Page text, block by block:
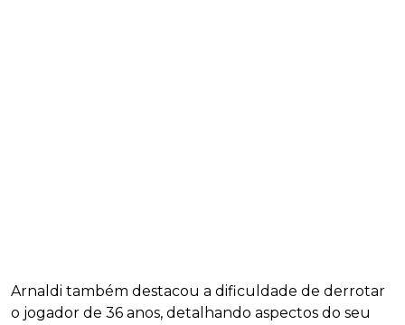
Arnaldi também destacou a dificuldade de derrotar
o jogador de 36 anos, detalhando aspectos do seu